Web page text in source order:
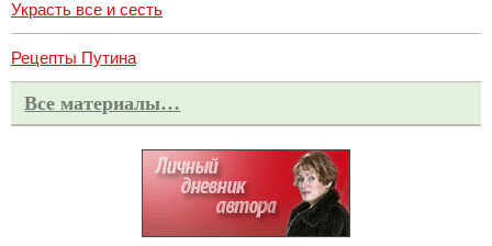
Украсть все и сесть
Рецепты Путина
Все материалы…